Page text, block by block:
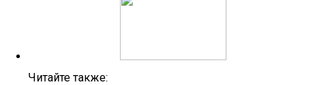
Читайте также: